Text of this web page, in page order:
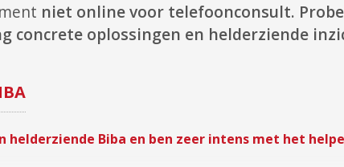
niet online voor telefoonconsult.
concrete oplossingen en helderziende
helderziende Biba en ben zeer intens met het